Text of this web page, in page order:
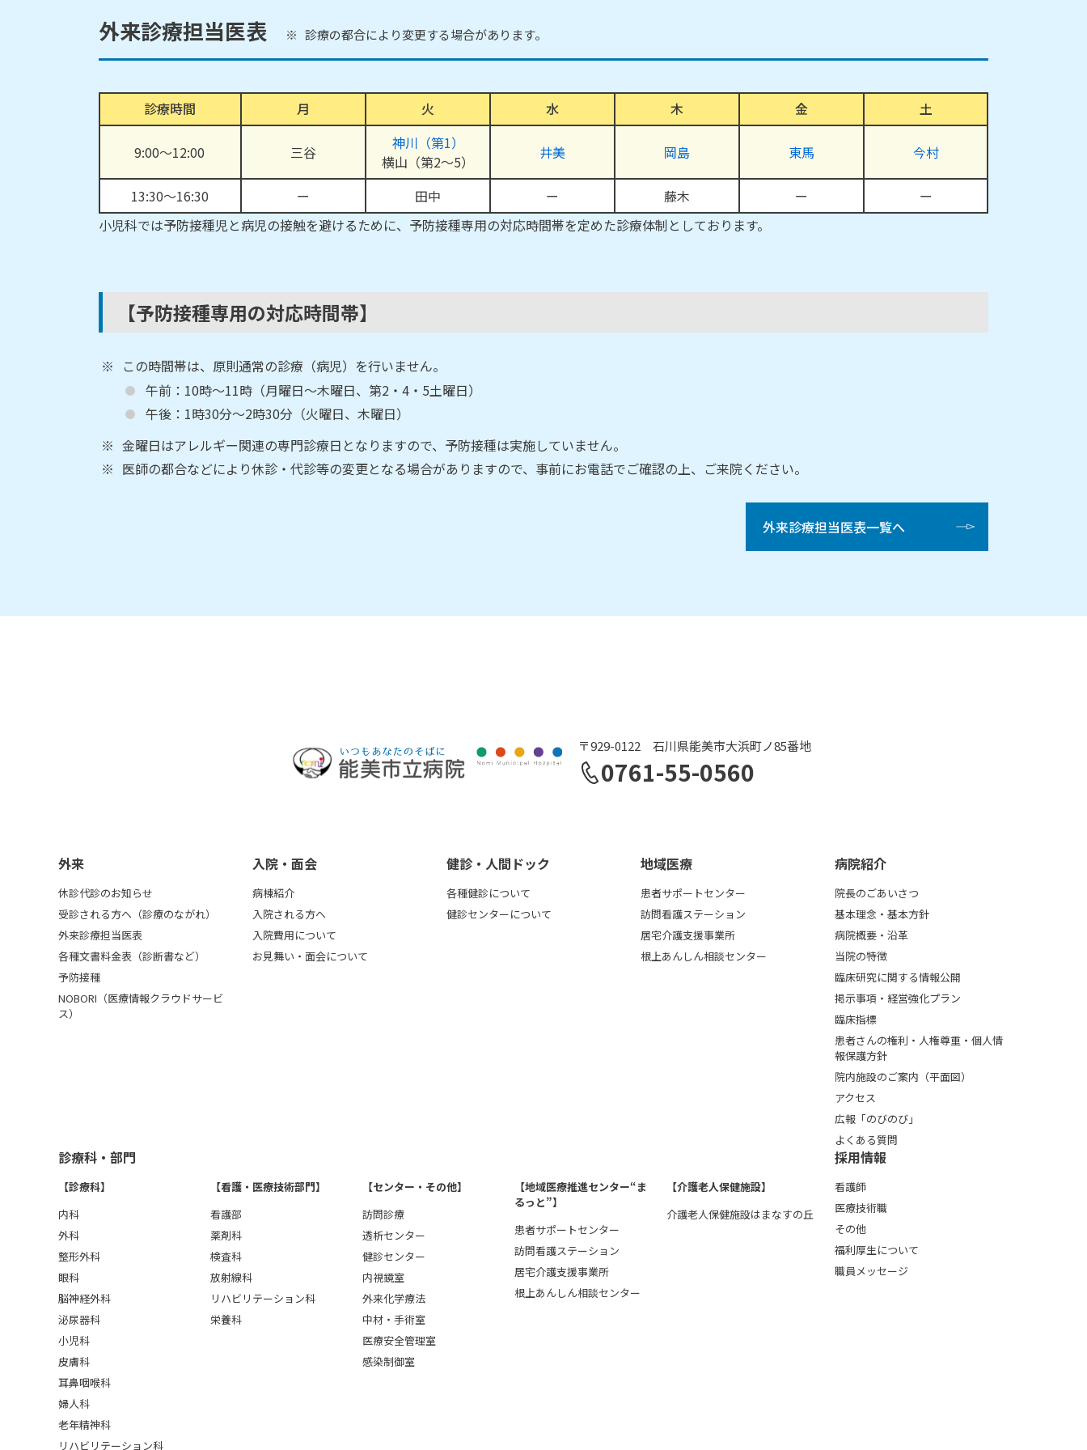
外来診療担当医表 診療の都合により変更する場合があります。
診療時間 月 火 水 木 金 土
9:00～12:00 三谷
神川（第1）
横山（第2～5）
井美 岡島 東馬 今村
13:30～16:30 ー 田中 ー 藤木 ー
ー
小児科では予防接種児と病児の接触を避けるために、予防接種専用の対応時間帯を定めた診療体制としております。
【予防接種専用の対応時間帯】
この時間帯は、原則通常の診療（病児）を行いません。
午前：10時～11時（月曜日～木曜日、第2・4・5土曜日）
午後：1時30分～2時30分（火曜日、木曜日）
金曜日はアレルギー関連の専門診療日となりますので、予防接種は実施していません。
医師の都合などにより休診・代診等の変更となる場合がありますので、事前にお電話でご確認の上、ご来院ください。
外来診療担当医表一覧へ
〒929-0122 石川県能美市大浜町ノ85番地
0761-55-0560
外来
休診代診のお知らせ
受診される方へ（診療のながれ）
外来診療担当医表
各種文書料金表（診断書など）
予防接種
NOBORI（医療情報クラウドサービ
ス）
入院・面会
病棟紹介
入院される方へ
入院費用について
お見舞い・面会について
健診・人間ドック
各種健診について
健診センターについて
地域医療
患者サポートセンター
訪問看護ステーション
居宅介護支援事業所
根上あんしん相談センター
病院紹介
院長のごあいさつ
基本理念・基本方針
病院概要・沿革
当院の特徴
臨床研究に関する情報公開
掲示事項・経営強化プラン
臨床指標
患者さんの権利・人権尊重・個人情
報保護方針
院内施設のご案内（平面図）
アクセス
広報「のびのび」
よくある質問
診療科・部門
【診療科】
内科
外科
整形外科
眼科
脳神経外科
泌尿器科
小児科
皮膚科
耳鼻咽喉科
婦人科
老年精神科
リハビリテーション科
【看護・医療技術部門】
看護部
薬剤科
検査科
放射線科
リハビリテーション科
栄養科
【センター・その他】
訪問診療
透析センター
健診センター
内視鏡室
外来化学療法
中材・手術室
医療安全管理室
感染制御室
【地域医療推進センター“ま
るっと”】
患者サポートセンター
訪問看護ステーション
居宅介護支援事業所
根上あんしん相談センター
【介護老人保健施設】
介護老人保健施設はまなすの丘
採用情報
看護師
医療技術職
その他
福利厚生について
職員メッセージ